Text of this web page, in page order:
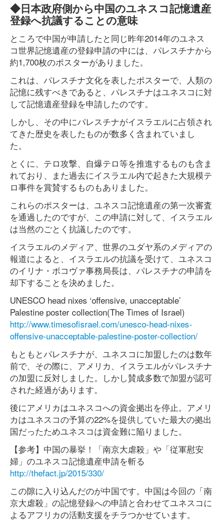
◆日本政府側から中国のユネスコ記憶遺産
登録へ抗議することの意味
ところで中国が申請したと同じ昨年2014年のユネス
コ世界記憶遺産の登録申請の中には、パレスチナから
約1,700枚のポスターがありました。
これは、パレスチナ文化を表したポスターで、人類の
記憶に残すべきであると、パレスチナはユネスコに対
して記憶遺産登録を申請したのです。
しかし、その中にパレスチナがイスラエルに占領され
てきた歴史を表したものが数多く含まれていまし
た。
とくに、テロ攻撃、自爆テロ等を推進するものも含ま
れており、また過去にイスラエル内で起きた大規模テ
ロ事件を賞賛するものもありました。
これらのポスターは、ユネスコ記憶遺産の第一次審査
を通過したのですが、この申請に対して、イスラエル
は当然のごとく抗議したのです。
イスラエルのメディア、世界のユダヤ系のメディアの
報道によると、イスラエルの抗議を受けて、ユネスコ
のイリナ・ボコヴァ事務局長は、パレスチナの申請を
却下することを決めました。
UNESCO head nixes ‘offensive, unacceptable’
Palestine poster collection(The Times of Israel)
http://www.timesofisrael.com/unesco-head-nixes-
offensive-unacceptable-palestine-poster-collection/
もともとパレスチナが、ユネスコに加盟したのは数年
前で、その際に、アメリカ、イスラエルがパレスチナ
の加盟に反対しました。しかし賛成多数で加盟が認可
された経過があります。
後にアメリカはユネスコへの資金拠出を停止。アメリ
カはユネスコの予算の22%を提供していた最大の拠出
国だったためユネスコは資金難に陥りました。
【参考】中国の暴挙！「南京大虐殺」や「従軍慰安
婦」のユネスコ記憶遺産申請を斬る
http://thefact.jp/2015/330/
この隙に入り込んだのが中国です。中国は今回の「南
京大虐殺」の記憶登録への申請と合わせてユネスコに
よるアフリカの活動支援をチラつかせています。